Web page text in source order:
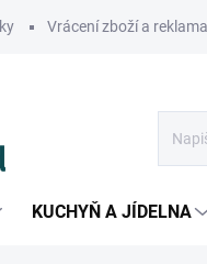
Vrácení zboží a
KUCHYŇ A JÍDELNA